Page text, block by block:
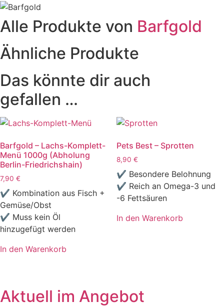
Alle Produkte von Barfgold
Ähnliche Produkte
Das könnte dir auch
gefallen …
Barfgold – Lachs-Komplett-
Menü 1000g (Abholung
Berlin-Friedrichshain)
7,90 €
✔ Kombination aus Fisch +
Gemüse/Obst
✔ Muss kein Öl
hinzugefügt werden
In den Warenkorb
Pets Best – Sprotten
8,90 €
✔ Besondere Belohnung
✔ Reich an Omega-3 und
-6 Fettsäuren
In den Warenkorb
Aktuell im Angebot